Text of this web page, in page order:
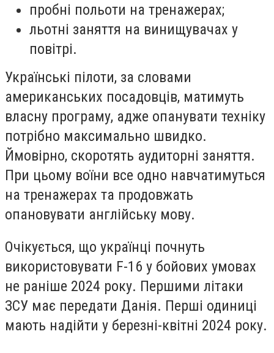
пробні польоти на тренажерах;
льотні заняття на винищувачах у
повітрі.
Українські пілоти, за словами
американських посадовців, матимуть
власну програму, адже опанувати техніку
потрібно максимально швидко.
Ймовірно, скоротять аудиторні заняття.
При цьому воїни все одно навчатимуться
на тренажерах та продовжать
опановувати англійську мову.
Очікується, що українці почнуть
використовувати F-16 у бойових умовах
не раніше 2024 року. Першими літаки
ЗСУ має передати Данія. Перші одиниці
мають надійти у березні-квітні 2024 року.